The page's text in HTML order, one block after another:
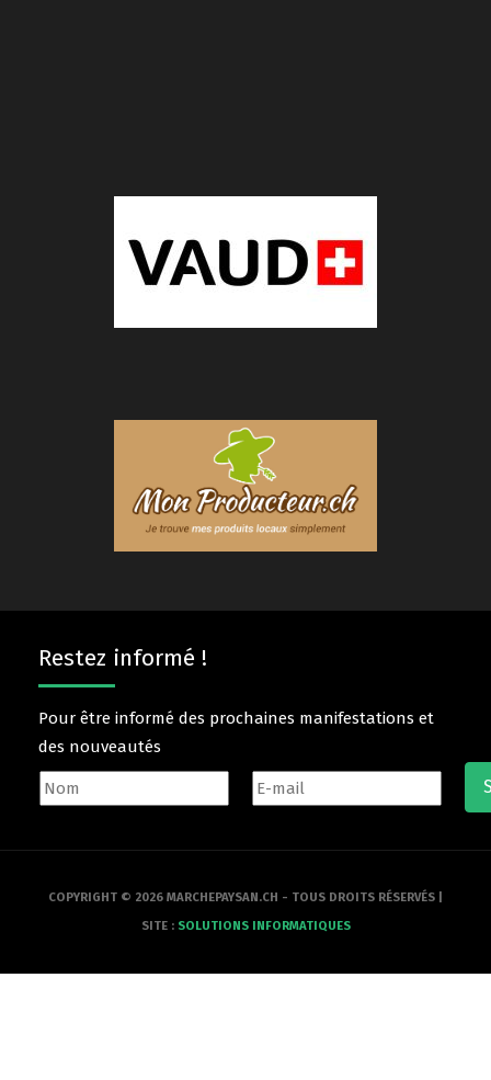
Restez informé !
Pour être informé des prochaines manifestations et
des nouveautés
COPYRIGHT © 2026 MARCHEPAYSAN.CH - TOUS DROITS RÉSERVÉS |
SITE : SOLUTIONS INFORMATIQUES